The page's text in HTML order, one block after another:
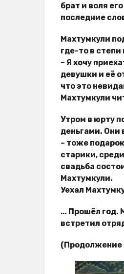
брат и воля
последние
Махтумкули
где-то в
– Я хочу
девушки и её
что это
Махтумкули
Утром в юрту
деньгами. Они
– тоже
старики,
свадьба
Махтумкули.
Уехал
… Прошёл год.
встретил
(Продолжение